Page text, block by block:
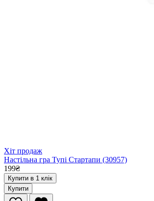
Хіт продаж
Настільна гра Тупі Стартапи (30957)
199₴
Купити в 1 клік
Купити